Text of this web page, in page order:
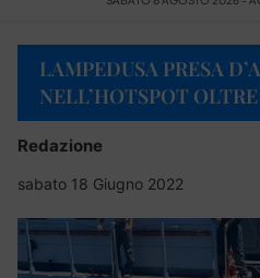
LAMPEDUSA PRESA
NELL’HOTSPOT
Redazione
sabato 18 Giugno 2022